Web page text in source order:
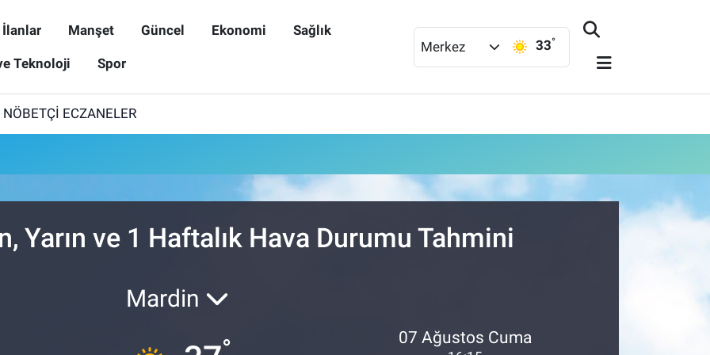
İlanlar Manşet Güncel Ekonomi Sağlık
Teknoloji Spor
Merkez 33°
ECZANELER
Yarın ve 1 Haftalık Hava Durumu Tahmini
Mardin
° 07 Ağustos Cuma